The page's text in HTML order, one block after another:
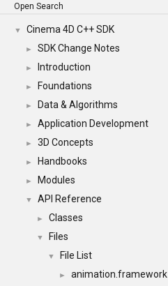
Open Search
▼ Cinema 4D C++ SDK
► SDK Change Notes
► Introduction
► Foundations
► Data & Algorithms
► Application Development
► 3D Concepts
► Handbooks
► Modules
▼ API Reference
► Classes
▼ Files
▼ File List
► animation.framework